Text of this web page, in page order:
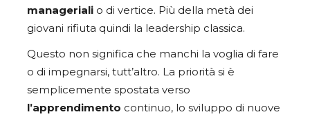
manageriali o di vertice. Più della metà dei
giovani rifiuta quindi la leadership classica.
Questo non significa che manchi la voglia di fare
o di impegnarsi, tutt’altro. La priorità si è
semplicemente spostata verso
l’apprendimento continuo, lo sviluppo di nuove